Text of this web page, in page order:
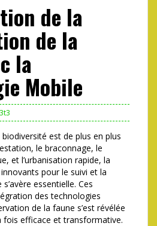
de la
de la
la
Mobile
est de plus en plus
le braconnage, le
et l’urbanisation rapide, la
pour le suivi et la
essentielle. Ces
des technologies
de la faune s’est révélée
fois efficace et transformative.